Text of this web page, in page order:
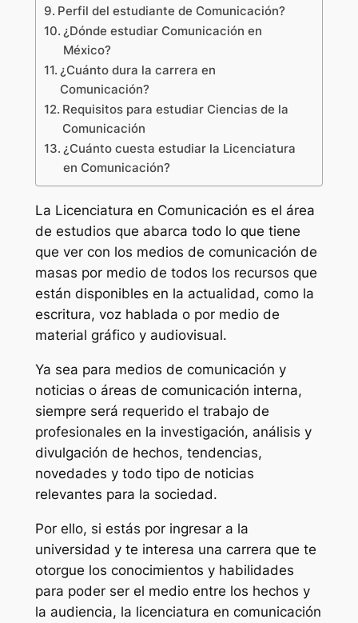
Perfil del estudiante de Comunicación?
¿Dónde estudiar Comunicación en
México?
¿Cuánto dura la carrera en
Comunicación?
Requisitos para estudiar Ciencias de la
Comunicación
¿Cuánto cuesta estudiar la Licenciatura
en Comunicación?
La Licenciatura en Comunicación es el área
de estudios que abarca todo lo que tiene
que ver con los medios de comunicación de
masas por medio de todos los recursos que
están disponibles en la actualidad, como la
escritura, voz hablada o por medio de
material gráfico y audiovisual.
Ya sea para medios de comunicación y
noticias o áreas de comunicación interna,
siempre será requerido el trabajo de
profesionales en la investigación, análisis y
divulgación de hechos, tendencias,
novedades y todo tipo de noticias
relevantes para la sociedad.
Por ello, si estás por ingresar a la
universidad y te interesa una carrera que te
otorgue los conocimientos y habilidades
para poder ser el medio entre los hechos y
la audiencia, la licenciatura en comunicación